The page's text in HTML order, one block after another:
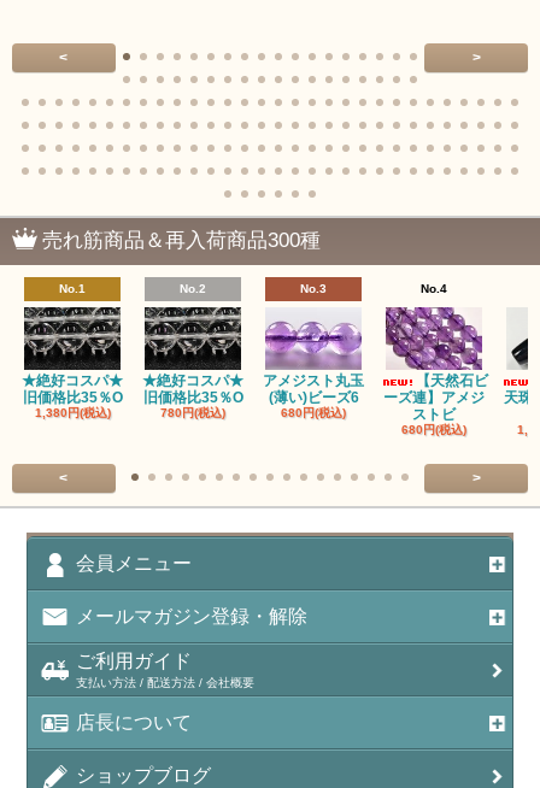
< >
売れ筋商品＆再入荷商品300種
No.1
★絶好コスパ★
旧価格比35％O
1,380円(税込)
No.2
★絶好コスパ★
旧価格比35％O
780円(税込)
No.3
アメジスト丸玉
(薄い)ビーズ6
680円(税込)
No.4
【天然石ビ
ーズ連】アメジ
ストビ
680円(税込)
天珠
< >
会員メニュー
メールマガジン登録・解除
ご利用ガイド
支払い方法 / 配送方法 / 会社概要
店長について
ショップブログ